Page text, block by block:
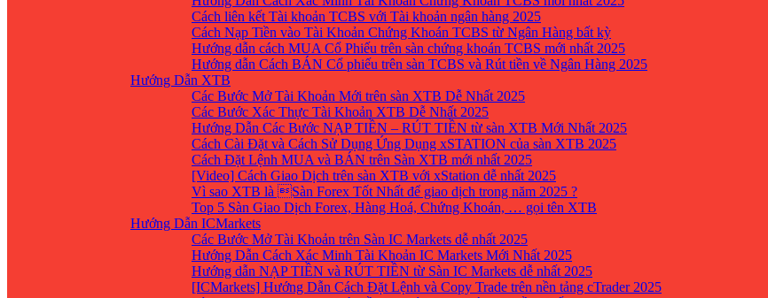
Cách liên kết Tài khoản TCBS với Tài khoản ngân hàng 2025
Cách Nạp Tiền vào Tài Khoản Chứng Khoán TCBS từ Ngân Hàng bất kỳ
Hướng dẫn cách MUA Cổ Phiếu trên sàn chứng khoán TCBS mới nhất 2025
Hướng dẫn Cách BÁN Cổ phiếu trên sàn TCBS và Rút tiền về Ngân Hàng 2025
Hướng Dẫn XTB
Các Bước Mở Tài Khoản Mới trên sàn XTB Dễ Nhất 2025
Các Bước Xác Thực Tài Khoản XTB Dễ Nhất 2025
Hướng Dẫn Các Bước NẠP TIỀN – RÚT TIỀN từ sàn XTB Mới Nhất 2025
Cách Cài Đặt và Cách Sử Dụng Ứng Dụng xSTATION của sàn XTB 2025
Cách Đặt Lệnh MUA và BÁN trên Sàn XTB mới nhất 2025
[Video] Cách Giao Dịch trên sàn XTB với xStation dễ nhất 2025
Vì sao XTB là Sàn Forex Tốt Nhất để giao dịch trong năm 2025 ?
Top 5 Sàn Giao Dịch Forex, Hàng Hoá, Chứng Khoán, … gọi tên XTB
Hướng Dẫn ICMarkets
Các Bước Mở Tài Khoản trên Sàn IC Markets dễ nhất 2025
Hướng Dẫn Cách Xác Minh Tài Khoản IC Markets Mới Nhất 2025
Hướng dẫn NẠP TIỀN và RÚT TIỀN từ Sàn IC Markets dễ nhất 2025
[ICMarkets] Hướng Dẫn Cách Đặt Lệnh và Copy Trade trên nền tảng cTrader 2025